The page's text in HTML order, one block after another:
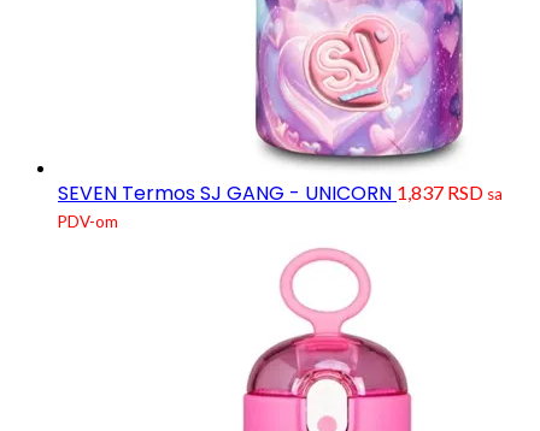
SEVEN Termos SJ GANG - UNICORN 1,837 RSD sa
PDV-om